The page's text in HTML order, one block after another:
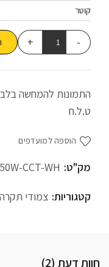
קוטר
התמונות להמחשה
ט.ל.ח
הוספה למועדפים
מק"ט: CCT-WH
קטגוריות: צמודי
חוות דעת (2)